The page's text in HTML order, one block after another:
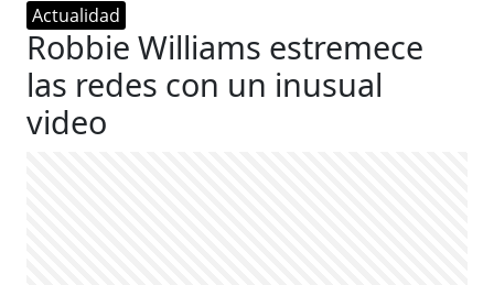
Actualidad
Robbie Williams estremece
las redes con un inusual
video